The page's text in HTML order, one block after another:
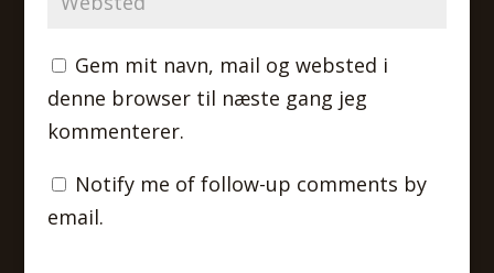
Gem mit navn, mail og websted i
denne browser til næste gang jeg
kommenterer.
Notify me of follow-up comments by
email.